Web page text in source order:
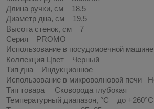
Длина ручки, см 18.5
Диаметр дна, см 19.5
Высота стенок, см 7
Серия PROMO
Использование в посудомоечной
Коллекция Цвет Черный
Тип дна Индукционное
Использование в микроволновой печи
Тип товара Сковорода глубокая
Температурный диапазон, °C до +260°C